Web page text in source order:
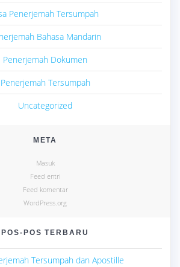
Penerjemah Tersumpah
Bahasa Mandarin
Penerjemah Dokumen
Penerjemah Tersumpah
Uncategorized
META
Masuk
Feed entri
Feed komentar
WordPress.org
POS-POS TERBARU
Tersumpah dan Apostille